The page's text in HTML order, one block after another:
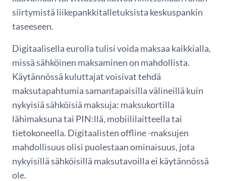
siirtymistä liikepankkitalletuksista keskuspankin
taseeseen.
Digitaalisella eurolla tulisi voida maksaa kaikkialla,
missä sähköinen maksaminen on mahdollista.
Käytännössä kuluttajat voisivat tehdä
maksutapahtumia samantapaisilla välineillä kuin
nykyisiä sähköisiä maksuja: maksukortilla
lähimaksuna tai PIN:llä, mobiililaitteella tai
tietokoneella. Digitaalisten offline -maksujen
mahdollisuus olisi puolestaan ominaisuus, jota
nykyisillä sähköisillä maksutavoilla ei käytännössä
ole.